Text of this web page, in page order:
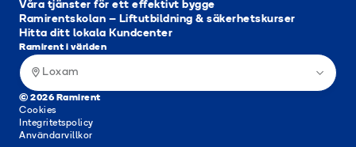
Våra tjänster för ett effektivt bygge
Ramirentskolan – Liftutbildning & säkerhetskurser
Hitta ditt lokala Kundcenter
© 2026 Ramirent
Cookies
Integritetspolicy
Användarvillkor
Ramirent i världen
Loxam